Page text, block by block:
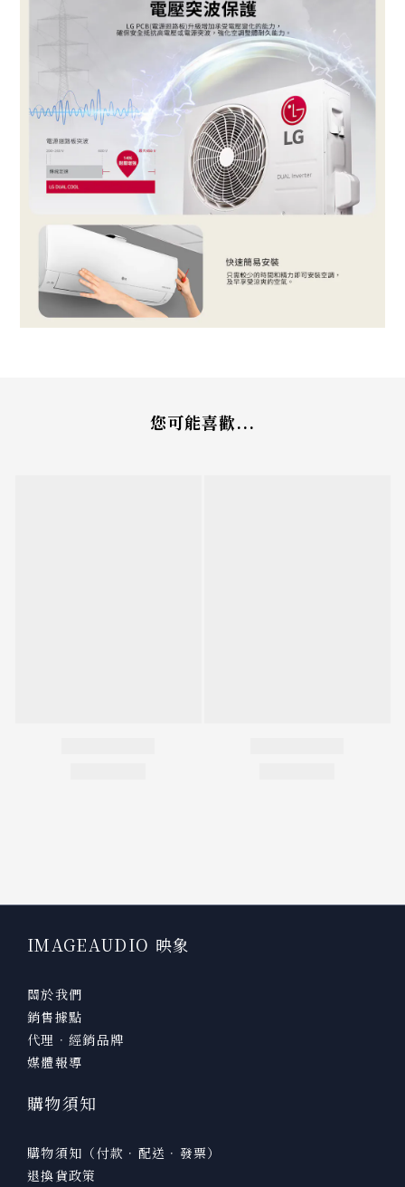
您可能喜歡...
IMAGEAUDIO 映象
關於我們
銷售據點
代理．經銷品牌
媒體報導
購物須知
購物須知（付款．配送．發票）
退換貨政策